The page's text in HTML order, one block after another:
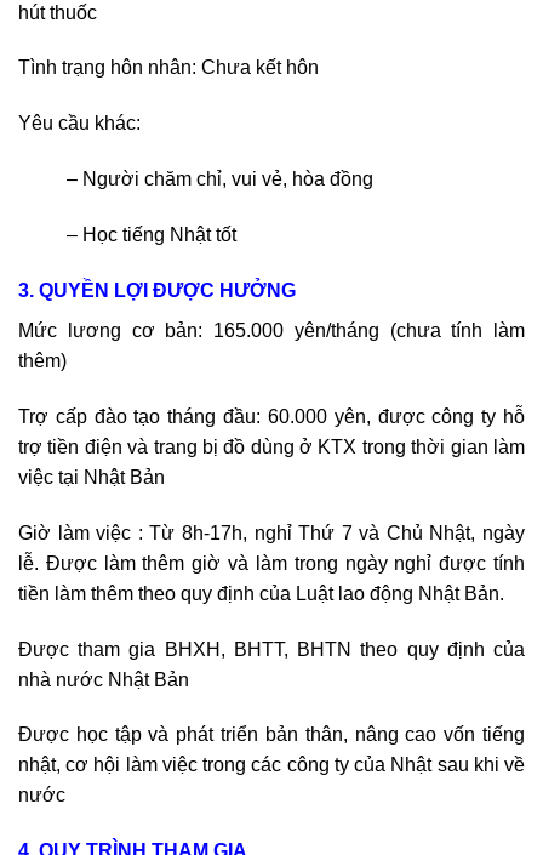
hút thuốc
Tình trạng hôn nhân: Chưa kết hôn
Yêu cầu khác:
– Người chăm chỉ, vui vẻ, hòa đồng
– Học tiếng Nhật tốt
3. QUYỀN LỢI ĐƯỢC HƯỞNG
Mức lương cơ bản: 165.000 yên/tháng (chưa tính làm
thêm)
Trợ cấp đào tạo tháng đầu: 60.000 yên, được công ty hỗ
trợ tiền điện và trang bị đồ dùng ở KTX trong thời gian làm
việc tại Nhật Bản
Giờ làm việc : Từ 8h-17h, nghỉ Thứ 7 và Chủ Nhật, ngày
lễ. Được làm thêm giờ và làm trong ngày nghỉ được tính
tiền làm thêm theo quy định của Luật lao động Nhật Bản.
Được tham gia BHXH, BHTT, BHTN theo quy định của
nhà nước Nhật Bản
Được học tập và phát triển bản thân, nâng cao vốn tiếng
nhật, cơ hội làm việc trong các công ty của Nhật sau khi về
nước